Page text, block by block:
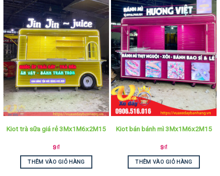
Kiot trà sữa giá rẻ 3Mx1M6x2M15
9₫
THÊM VÀO GIỎ HÀNG
Kiot bán bánh mì 3Mx1M6x2M15
9₫
THÊM VÀO GIỎ HÀNG